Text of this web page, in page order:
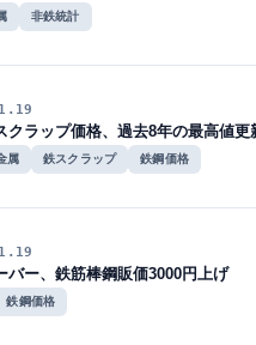
非鉄統計
クラップ価格、過去8年の最高値更
属 鉄スクラップ 鉄鋼価格
バー、鉄筋棒鋼販価3000円上げ
鉄鋼価格